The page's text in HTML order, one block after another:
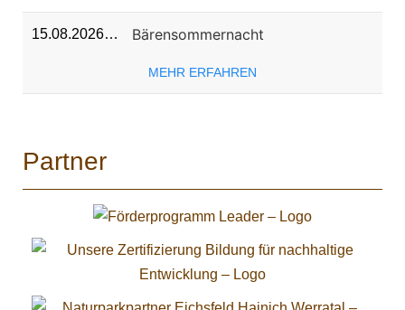
15.08.2026… Bärensommernacht
MEHR ERFAHREN
Partner